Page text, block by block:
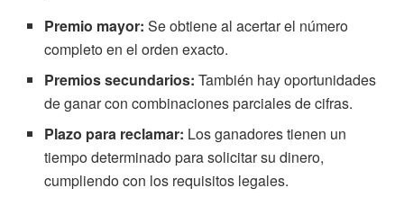
Premio mayor: Se obtiene al acertar el número
completo en el orden exacto.
Premios secundarios: También hay oportunidades
de ganar con combinaciones parciales de cifras.
Plazo para reclamar: Los ganadores tienen un
tiempo determinado para solicitar su dinero,
cumpliendo con los requisitos legales.